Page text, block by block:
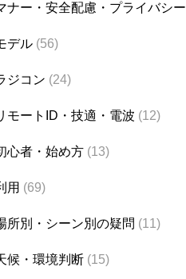
ナー・安全配慮・プライバシー
デル (56)
ジコン (24)
モートID・技適・電波 (12)
心者・始め方 (13)
用 (69)
所別・シーン別の疑問 (11)
候・環境判断 (15)